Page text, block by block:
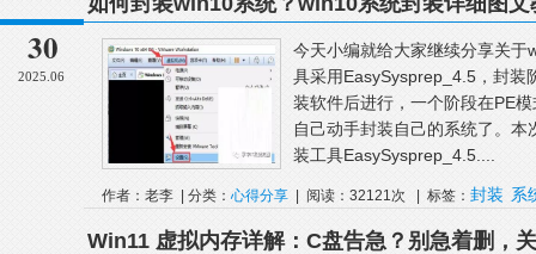
30
2025.06
今天小编就给大家继续分享关
具采用EasySysprep_4.5，封装
装软件后进行，一个阶段在PE
自己动手封装自己的系统了。
装工具EasySysprep_4.5....
作者：老李 | 分类： 心得分享 | 阅读：32121次 | 标签： 封装 系
Win11 虚拟内存详解：C盘告急？别急着删，